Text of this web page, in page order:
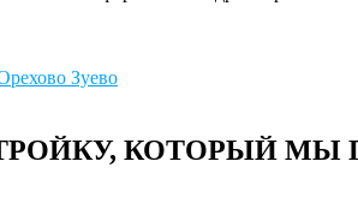
Зуево
КОТОРЫЙ МЫ